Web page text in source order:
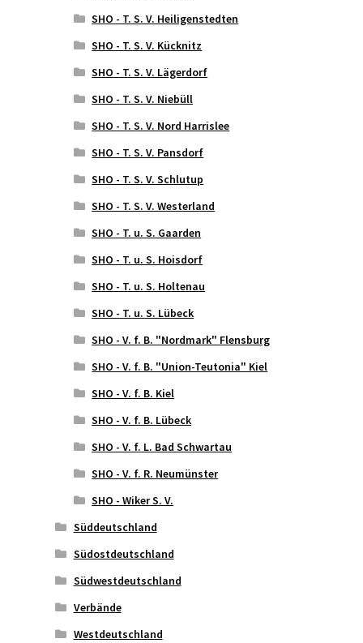
SHO - T. S. V. Heiligenstedten
SHO - T. S. V. Kücknitz
SHO - T. S. V. Lägerdorf
SHO - T. S. V. Niebüll
SHO - T. S. V. Nord Harrislee
SHO - T. S. V. Pansdorf
SHO - T. S. V. Schlutup
SHO - T. S. V. Westerland
SHO - T. u. S. Gaarden
SHO - T. u. S. Hoisdorf
SHO - T. u. S. Holtenau
SHO - T. u. S. Lübeck
SHO - V. f. B. "Nordmark" Flensburg
SHO - V. f. B. "Union-Teutonia" Kiel
SHO - V. f. B. Kiel
SHO - V. f. B. Lübeck
SHO - V. f. L. Bad Schwartau
SHO - V. f. R. Neumünster
SHO - Wiker S. V.
Süddeutschland
Südostdeutschland
Südwestdeutschland
Verbände
Westdeutschland